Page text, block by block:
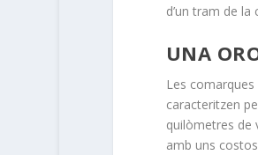
d’un tram de la
UNA
Les
caracteritzen
quilòmetres de
amb uns